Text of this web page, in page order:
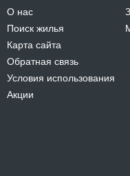
О нас
Поиск жилья
Карта сайта
Обратная связь
Условия использования
Акции